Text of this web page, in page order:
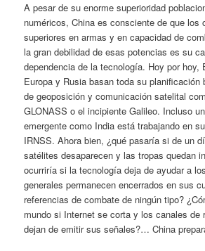
A pesar de su enorme superioridad
numéricos, China es consciente de que los
superiores en armas y en capacidad de
la gran debilidad de esas potencias es su
dependencia de la tecnología. Hoy por hoy,
Europa y Rusia basan toda su planificación
de geoposición y comunicación satelital
GLONASS o el incipiente Galileo. Incluso
emergente como India está trabajando en
IRNSS. Ahora bien, ¿qué pasaría si de un
satélites desaparecen y las tropas quedan
ocurriría si la tecnología deja de ayudar a
generales permanecen encerrados en sus
referencias de combate de ningún tipo?
mundo si Internet se corta y los canales de
dejan de emitir sus señales?… China